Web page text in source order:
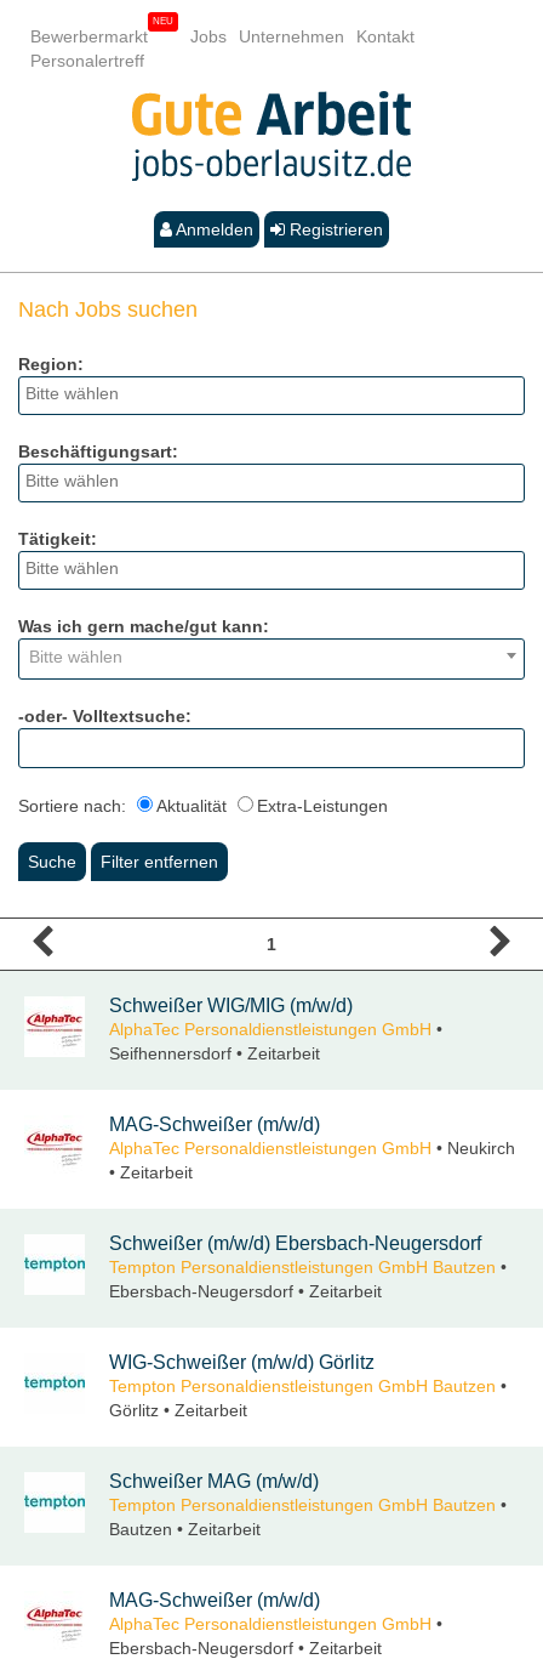
Bewerbermarkt Jobs Unternehmen
Kontakt
Personalertreff
Anmelden Registrieren
Nach Jobs suchen
Region:
Beschäftigungsart:
Tätigkeit:
Was ich gern mache/gut kann:
Bitte wählen
-oder- Volltextsuche:
Sortiere nach: Aktualität Extra-Leistungen
1
Schweißer WIG/MIG (m/w/d)
AlphaTec Personaldienstleistungen GmbH •
Seifhennersdorf • Zeitarbeit
MAG-Schweißer (m/w/d)
AlphaTec Personaldienstleistungen GmbH • Neukirch
• Zeitarbeit
Schweißer (m/w/d) Ebersbach-Neugersdorf
Tempton Personaldienstleistungen GmbH Bautzen •
Ebersbach-Neugersdorf • Zeitarbeit
WIG-Schweißer (m/w/d) Görlitz
Tempton Personaldienstleistungen GmbH Bautzen •
Görlitz • Zeitarbeit
Schweißer MAG (m/w/d)
Tempton Personaldienstleistungen GmbH Bautzen •
Bautzen • Zeitarbeit
MAG-Schweißer (m/w/d)
AlphaTec Personaldienstleistungen GmbH •
Ebersbach-Neugersdorf • Zeitarbeit